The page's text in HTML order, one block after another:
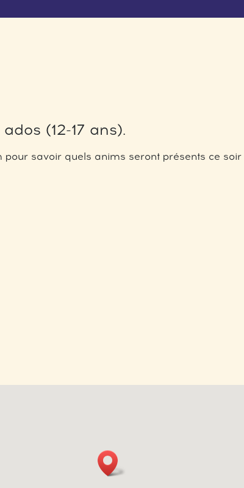
(12-17 ans).
savoir quels anims seront présents ce soir